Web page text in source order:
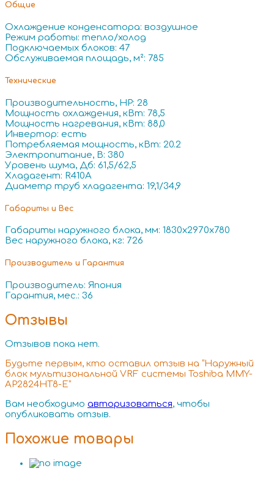
Общие
Охлаждение конденсатора: воздушное
Режим работы: тепло/холод
Подключаемых блоков: 47
Обслуживаемая площадь, м²: 785
Технические
Производительность, HP: 28
Мощность охлаждения, кВт: 78,5
Мощность нагревания, кВт: 88,0
Инвертор: есть
Потребляемая мощность, кВт: 20.2
Электропитание, В: 380
Уровень шума, Дб: 61,5/62,5
Хладагент: R410A
Диаметр труб хладагента: 19,1/34,9
Габариты и Вес
Габариты наружного блока, мм: 1830x2970x780
Вес наружного блока, кг: 726
Производитель и Гарантия
Производитель: Япония
Гарантия, мес.: 36
Отзывы
Отзывов пока нет.
Будьте первым, кто оставил отзыв на “Наружный
блок мультизональной VRF системы Toshiba MMY-
AP2824HT8-E”
Вам необходимо авторизоваться, чтобы
опубликовать отзыв.
Похожие товары